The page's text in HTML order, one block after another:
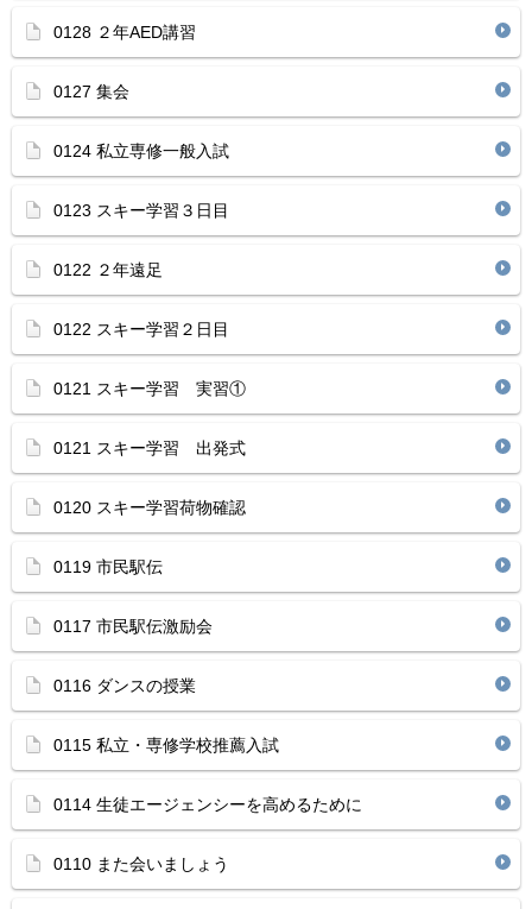
0128 ２年AED講習
0127 集会
0124 私立専修一般入試
0123 スキー学習３日目
0122 ２年遠足
0122 スキー学習２日目
0121 スキー学習 実習①
0121 スキー学習 出発式
0120 スキー学習荷物確認
0119 市民駅伝
0117 市民駅伝激励会
0116 ダンスの授業
0115 私立・専修学校推薦入試
0114 生徒エージェンシーを高めるために
0110 また会いましょう